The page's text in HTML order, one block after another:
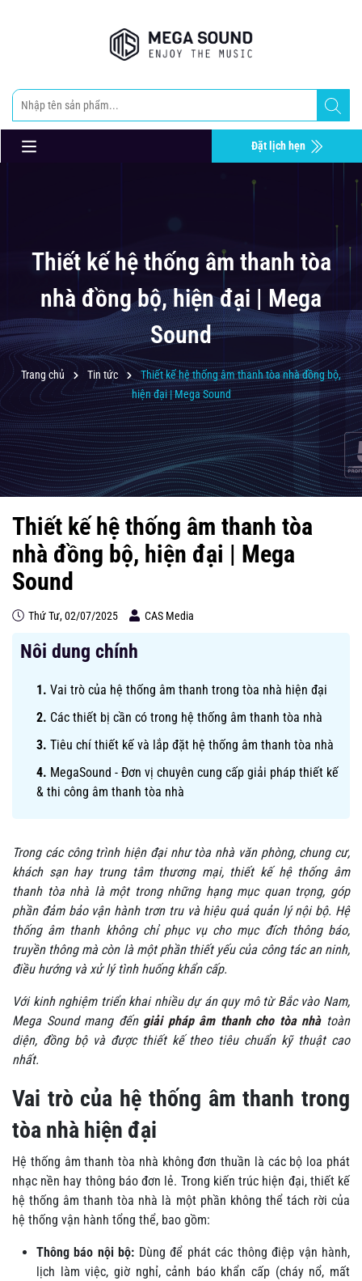
Đặt lịch hẹn
Thiết kế hệ thống âm thanh tòa
nhà đồng bộ, hiện đại | Mega
Sound
Trang chủ Tin tức
Thiết kế hệ thống âm thanh tòa nhà đồng bộ,
hiện đại | Mega Sound
Thiết kế hệ thống âm thanh tòa
nhà đồng bộ, hiện đại | Mega
Sound
Thứ Tư, 02/07/2025 CAS Media
Nôi dung chính
Vai trò của hệ thống âm thanh trong tòa nhà hiện đại
Các thiết bị cần có trong hệ thống âm thanh tòa nhà
Tiêu chí thiết kế và lắp đặt hệ thống âm thanh tòa nhà
MegaSound - Đơn vị chuyên cung cấp giải pháp thiết kế
& thi công âm thanh tòa nhà
Trong các công trình hiện đại như tòa nhà văn phòng, chung cư,
khách sạn hay trung tâm thương mại, thiết kế hệ thống âm
thanh tòa nhà là một trong những hạng mục quan trọng, góp
phần đảm bảo vận hành trơn tru và hiệu quả quản lý nội bộ. Hệ
thống âm thanh không chỉ phục vụ cho mục đích thông báo,
truyền thông mà còn là một phần thiết yếu của công tác an ninh,
điều hướng và xử lý tình huống khẩn cấp.
Với kinh nghiệm triển khai nhiều dự án quy mô từ Bắc vào Nam,
Mega Sound mang đến giải pháp âm thanh cho tòa nhàtoàn
diện, đồng bộ và được thiết kế theo tiêu chuẩn kỹ thuật cao
nhất.
Vai trò của hệ thống âm thanh trong
tòa nhà hiện đại
Hệ thống âm thanh tòa nhà không đơn thuần là các bộ loa phát
nhạc nền hay thông báo đơn lẻ. Trong kiến trúc hiện đại, thiết kế
hệ thống âm thanh tòa nhà là một phần không thể tách rời của
hệ thống vận hành tổng thể, bao gồm:
Thông báo nội bộ: Dùng để phát các thông điệp vận hành,
lịch làm việc, giờ nghỉ, cảnh báo khẩn cấp (cháy nổ, mất